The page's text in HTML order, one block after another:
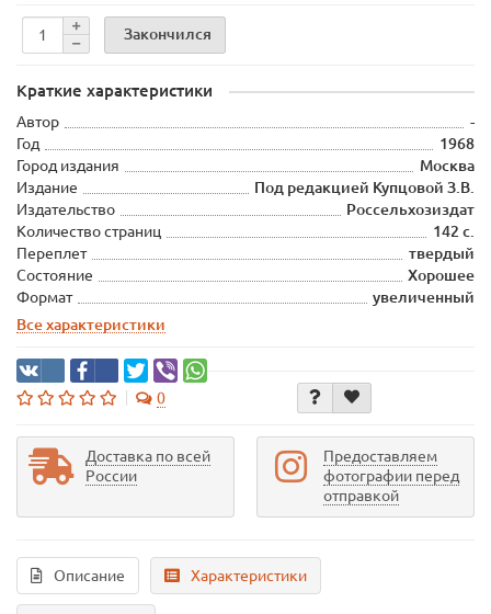
Закончился
Краткие характеристики
Автор
-
Год
1968
Город издания
Москва
Издание
Под редакцией Купцовой З.В.
Издательство
Россельхозиздат
Количество страниц
142 с.
Переплет
твердый
Состояние
Хорошее
Формат
увеличенный
Все характеристики
0
Доставка по всей
России
Предоставляем
фотографии перед
отправкой
Описание Характеристики